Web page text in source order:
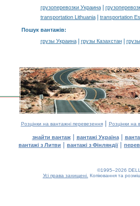
грузоперевозки Украина|
transportation Lithuania| transportation
Пошук вантажів:
грузы Украина| грузы Казахстан|
Розцінки на вантажні перевезення| Розцінки на
знайти вантаж| вантажі Україна|
вантажі з Литви | вантажі з Фінляндії|
©1995–2026
Усі права захищені. Копіювання та